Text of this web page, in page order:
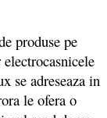
produse pe
se adreseaza in
le ofera o